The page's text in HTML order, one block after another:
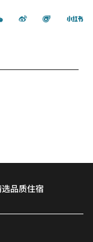
微信 微博 飞猪
品质住宿